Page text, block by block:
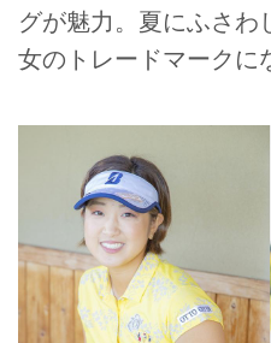
グが魅力。夏にふさわ
女のトレードマークに